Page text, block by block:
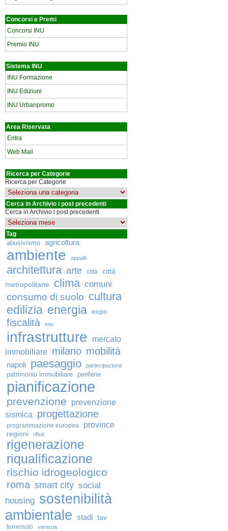
Concorsi e Premi
Concorsi INU
Premio INU
Sistema INU
INU Formazione
INU Edizioni
INU Urbanpromo
Area Riservata
Entra
Web Mail
Ricerca per Categorie
Ricerca per Categorie
Cerca in Archivio i post precedenti
Cerca in Archivio i post precedenti
Tag
abusivismo agricoltura
ambiente appalti
architettura arte città
città
metropolitane
clima comuni
consumo di suolo cultura
edilizia energia expo
fiscalità imu
infrastrutture
mercato
immobiliare milano mobilità
napoli paesaggio partecipazione
patrimonio immobiliare periferie
pianificazione
prevenzione
prevenzione
sismica
progettazione
programmazione europea province
regioni rifiuti
rigenerazione
riqualificazione
rischio idrogeologico
roma smart city social
housing sostenibilità
ambientale stadi tav
terremoto venezia